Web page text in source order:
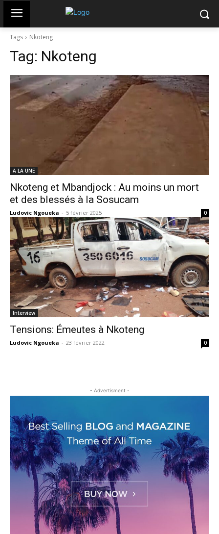
Tags Nkoteng
Tag: Nkoteng
A LA UNE
Nkoteng et Mbandjock : Au moins un mort
et des blessés à la Sosucam
Ludovic Ngoueka - 5 février 2025 0
Interview
Tensions: Émeutes à Nkoteng
Ludovic Ngoueka - 23 février 2022 0
- Advertisment -